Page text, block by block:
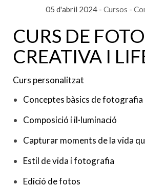
05 d'abril 2024 - Cursos -
CURS DE
CREATIVA I
Curs personalitzat
Conceptes bàsics de fotografia
Composició i il·luminació
Capturar moments de la vida
Estil de vida i fotografia
Edició de fotos